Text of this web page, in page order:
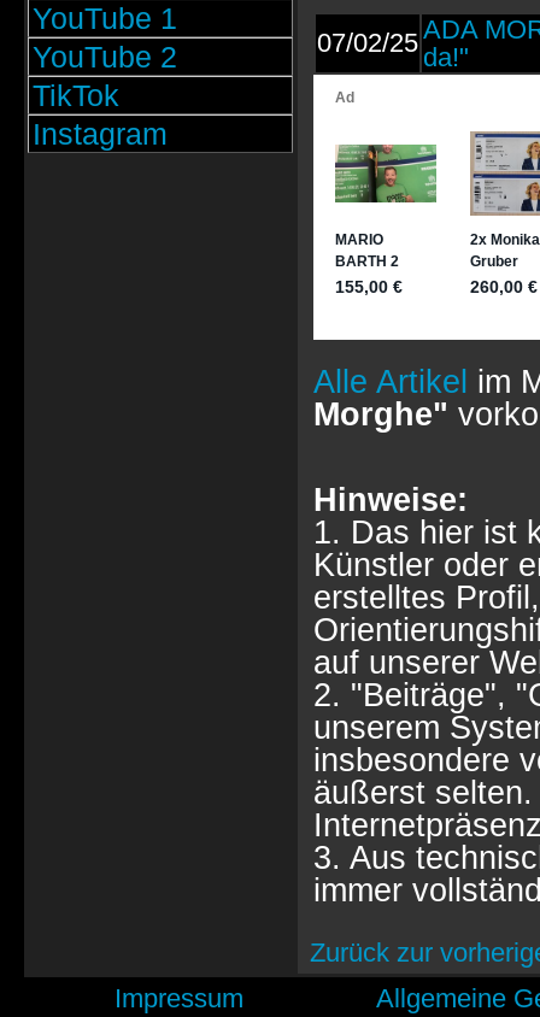
YouTube 1
YouTube 2
TikTok
Instagram
07/02/25ADA
da!"
Alle Artikel im
Morghe"
Hinweise:
1. Das hier ist
Künstler oder
erstelltes
auf unserer
2. "Beiträge",
unserem
insbesondere
äußerst
3. Aus
immer
Zurück zur
Impressum
Allgemeine